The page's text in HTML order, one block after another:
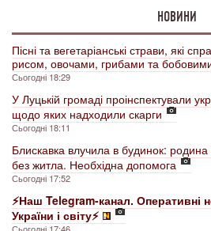
НОВИНИ
Пісні та вегетаріанські страви, які
рисом, овочами, грибами та
Сьогодні 18:29
У Луцькій громаді проінспектували
щодо яких надходили скарги
Сьогодні 18:11
Блискавка влучила в будинок:
без житла. Необхідна допомога
Сьогодні 17:52
⚡️Наш Telegram-канал. Оперативні
України і світу⚡️